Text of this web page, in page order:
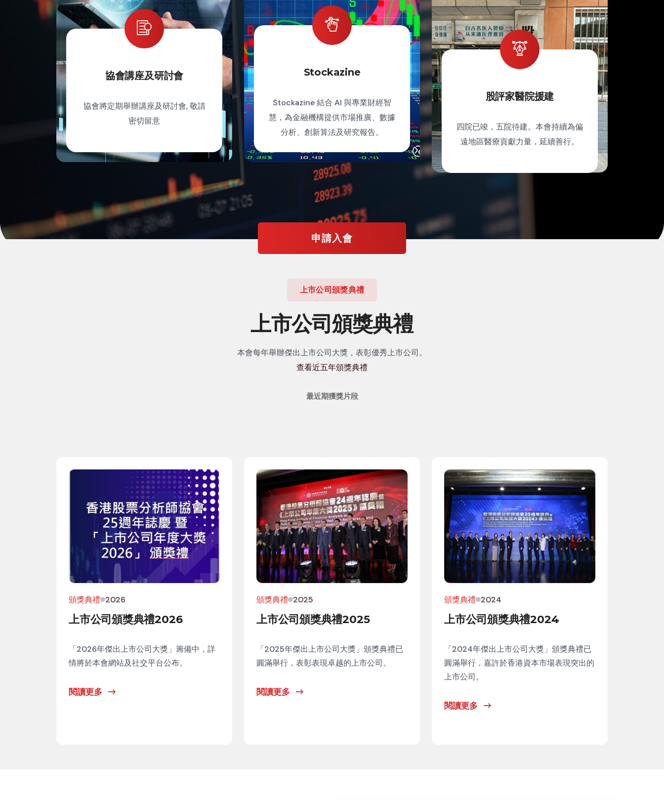
協會講座及研討會
協會將定期舉辦講座及研討會, 敬請
密切留意
Stockazine
Stockazine 結合 AI 與專業財經智
慧，為金融機構提供市場推廣、數據
分析、創新算法及研究報告。
股評家醫院援建
四院已竣，五院待建。本會持續為偏
遠地區醫療貢獻力量，延續善行。
申請入會
上市公司頒獎典禮
上市公司頒獎典禮
本會每年舉辦傑出上市公司大獎，表彰優秀上市公司。
查看近五年頒獎典禮
最近期獲獎片段
頒獎典禮 2026
上市公司頒獎典禮2026
「2026年傑出上市公司大獎」籌備中，詳
情將於本會網站及社交平台公布。
閱讀更多
頒獎典禮 2025
上市公司頒獎典禮2025
「2025年傑出上市公司大獎」頒獎典禮已
圓滿舉行，表彰表現卓越的上市公司。
閱讀更多
頒獎典禮 2024
上市公司頒獎典禮2024
「2024年傑出上市公司大獎」頒獎典禮已
圓滿舉行，嘉許於香港資本市場表現突出的
上市公司。
閱讀更多